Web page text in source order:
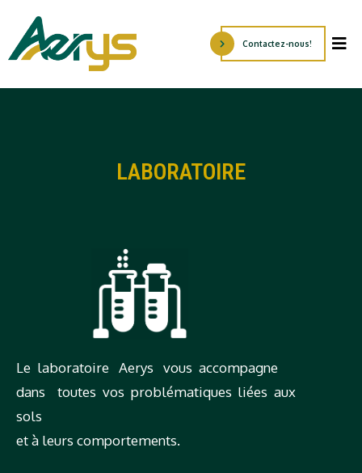
Contactez-nous!
LABORATOIRE
Le laboratoire Aerys vous accompagne
dans toutes vos problématiques liées aux
sols
et à leurs comportements.